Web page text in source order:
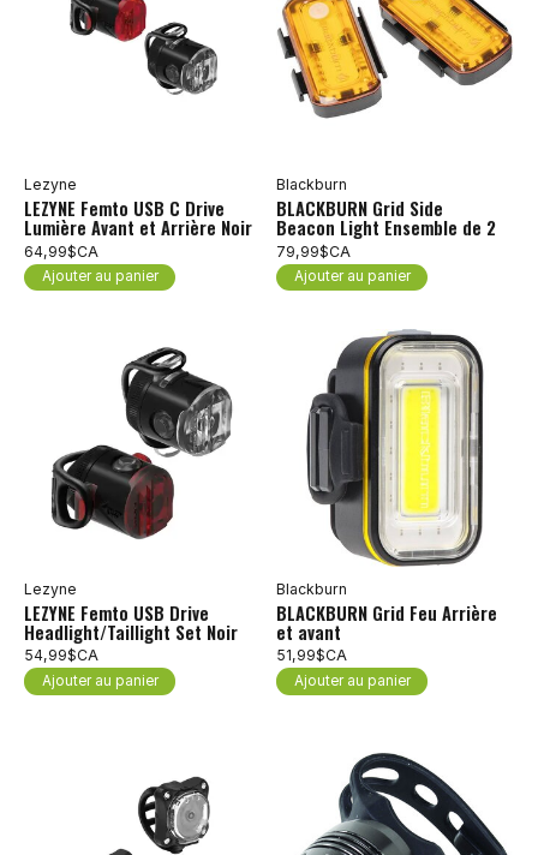
Lezyne
LEZYNE Femto USB C Drive
Lumière Avant et Arrière Noir
64,99$CA
Ajouter au panier
Blackburn
BLACKBURN Grid Side
Beacon Light Ensemble de 2
79,99$CA
Ajouter au panier
Lezyne
LEZYNE Femto USB Drive
Headlight/Taillight Set Noir
54,99$CA
Ajouter au panier
Blackburn
BLACKBURN Grid Feu Arrière
et avant
51,99$CA
Ajouter au panier